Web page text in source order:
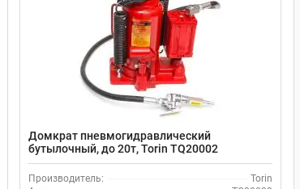
Домкрат пневмогидравлический
бутылочный, до 20т, Torin TQ20002
Производитель:
Torin